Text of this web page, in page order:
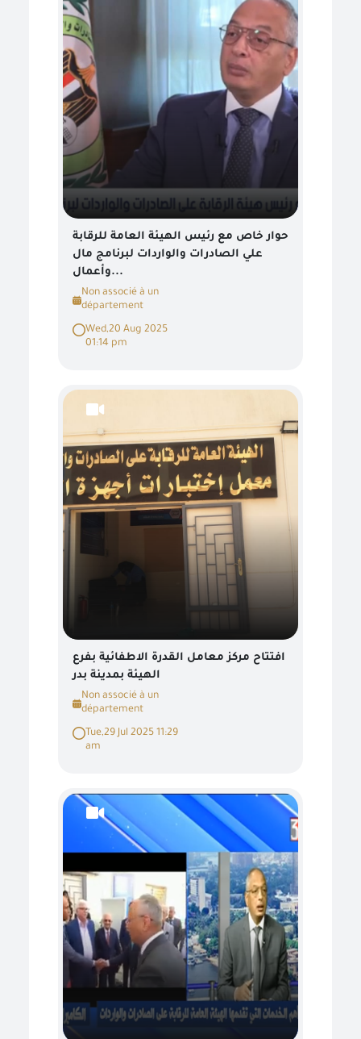
حوار خاص مع رئيس الهيئة العامة للرقابة
علي الصادرات والواردات لبرنامج مال
وأعمال...
Non associé à un
département
Wed,20 Aug 2025
01:14 pm
افتتاح مركز معامل القدرة الاطفائية بفرع
الهيئة بمدينة بدر
Non associé à un
département
Tue,29 Jul 2025 11:29
am